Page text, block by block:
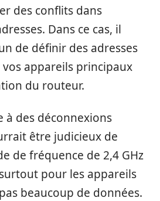
des conflits dans
Dans ce cas, il
de définir des adresses
appareils principaux
du routeur.
à des déconnexions
être judicieux de
de fréquence de 2,4 GHz
pour les appareils
beaucoup de données.